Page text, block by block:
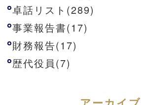
卓話リスト(289)
事業報告書(17)
財務報告(17)
歴代役員(7)